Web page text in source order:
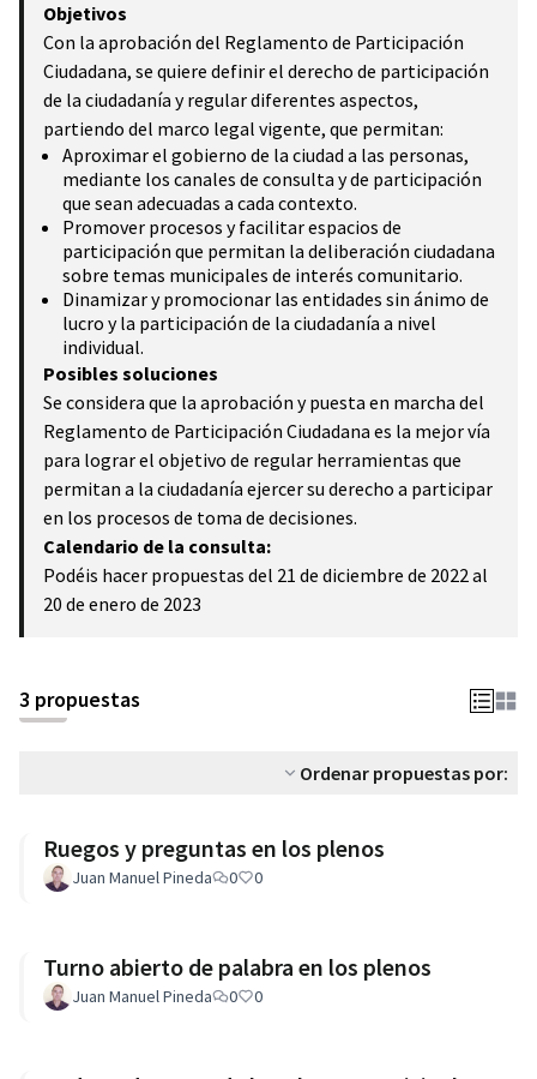
Objetivos
Con la aprobación del Reglamento de Participación
Ciudadana, se quiere definir el derecho de participación
de la ciudadanía y regular diferentes aspectos,
partiendo del marco legal vigente, que permitan:
Aproximar el gobierno de la ciudad a las personas,
mediante los canales de consulta y de participación
que sean adecuadas a cada contexto.
Promover procesos y facilitar espacios de
participación que permitan la deliberación ciudadana
sobre temas municipales de interés comunitario.
Dinamizar y promocionar las entidades sin ánimo de
lucro y la participación de la ciudadanía a nivel
individual.
Posibles soluciones
Se considera que la aprobación y puesta en marcha del
Reglamento de Participación Ciudadana es la mejor vía
para lograr el objetivo de regular herramientas que
permitan a la ciudadanía ejercer su derecho a participar
en los procesos de toma de decisiones.
Calendario de la consulta:
Podéis hacer propuestas del 21 de diciembre de 2022 al
20 de enero de 2023
3 propuestas
Ordenar propuestas por:
Ruegos y preguntas en los plenos
Juan Manuel Pineda 0 0
Turno abierto de palabra en los plenos
Juan Manuel Pineda 0 0